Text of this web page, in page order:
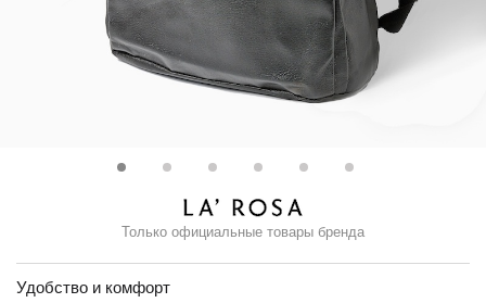
Только официальные товары бренда
Удобство и комфорт